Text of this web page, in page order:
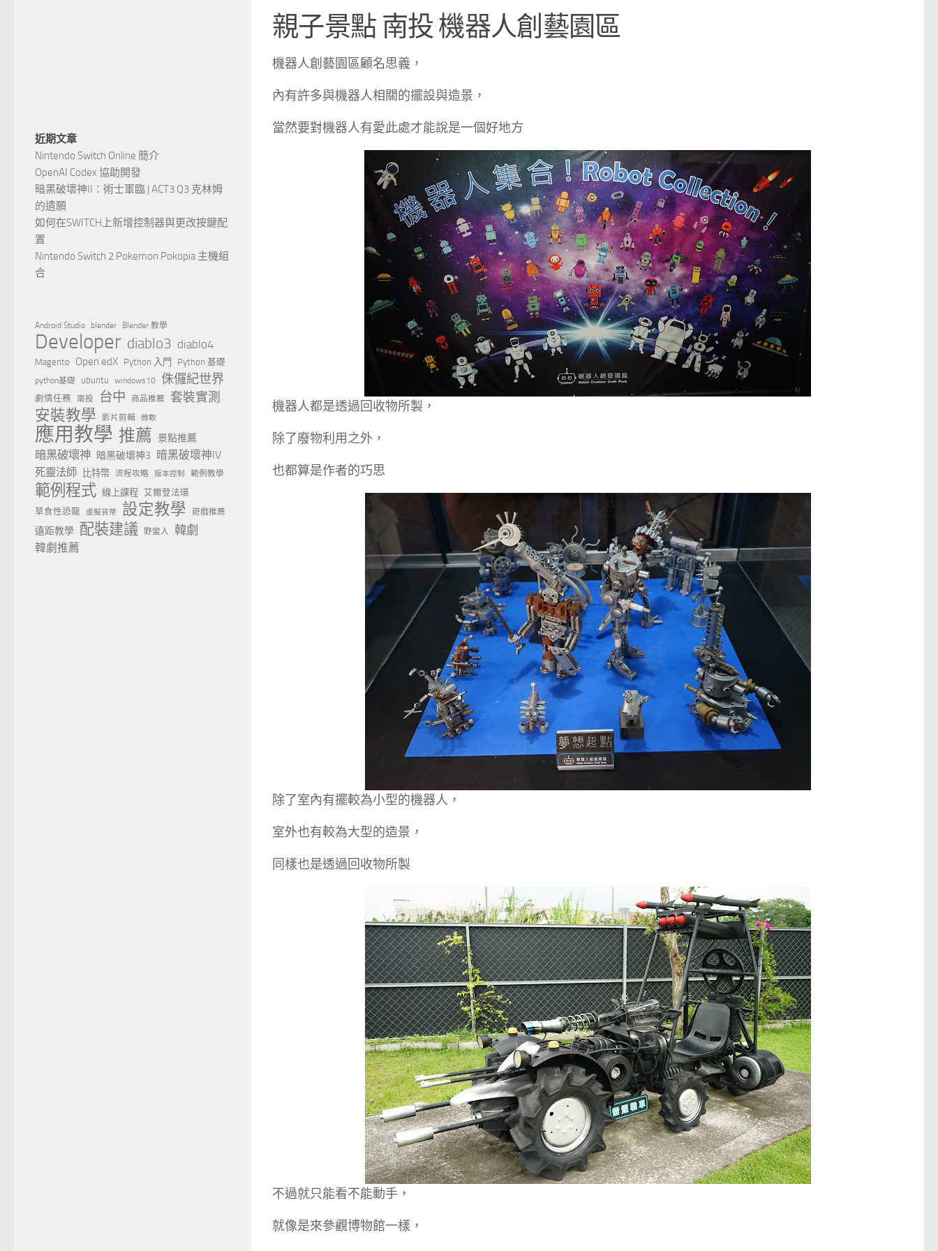
親子景點 南投 機器人創藝園區
機器人創藝園區顧名思義，
內有許多與機器人相關的擺設與造景，
當然要對機器人有愛此處才能說是一個好地方
機器人都是透過回收物所製，
除了廢物利用之外，
也都算是作者的巧思
除了室內有擺較為小型的機器人，
室外也有較為大型的造景，
同樣也是透過回收物所製
不過就只能看不能動手，
就像是來參觀博物館一樣，
近期文章
Nintendo Switch Online 簡介
OpenAI Codex 協助開發
暗黑破壞神II：術士軍臨 | ACT3 Q3 克林姆
的遺願
如何在SWITCH上新增控制器與更改按鍵配
置
Nintendo Switch 2 Pokemon Pokopia 主機組
合
Android Studio blender Blender 教學
Developer diablo3 diablo4
Magento Open edX Python 入門 Python 基礎
python基礎 ubuntu windows10 侏儸紀世界
劇情任務 南投 台中 商品推薦 套裝實測
安裝教學 影片剪輯 微軟
應用教學 推薦 景點推薦
暗黑破壞神 暗黑破壞神3 暗黑破壞神IV
死靈法師 比特幣 流程攻略 版本控制 範例教學
範例程式 線上課程
艾爾登法環
草食性恐龍
虛擬貨幣 設定教學 遊戲推薦
遠距教學 配裝建議 野蠻人 韓劇
韓劇推薦